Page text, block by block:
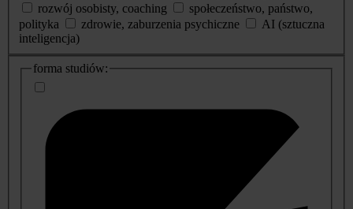
rozwój osobisty, coaching
społeczeństwo, państwo,
polityka
zdrowie, zaburzenia psychiczne
AI (sztuczna
inteligencja)
dodatkowe
informacje
forma studiów: